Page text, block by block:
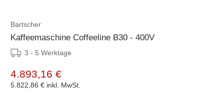
Bartscher
Kaffeemaschine Coffeeline B30 - 400V
3 - 5 Werktage
4.893,16 €
5.822,86 € inkl. MwSt.